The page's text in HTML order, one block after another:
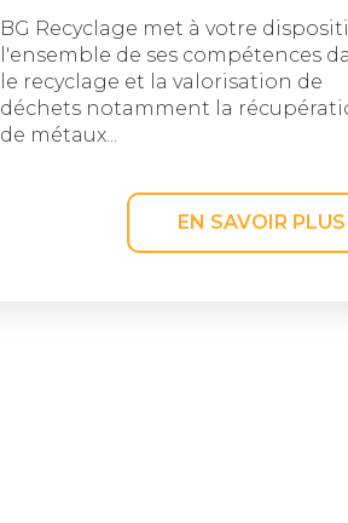
BG Recyclage met à votre
l'ensemble de ses compétences
le recyclage et la valorisation de
déchets notamment la
de métaux...
EN SAVOIR PLUS